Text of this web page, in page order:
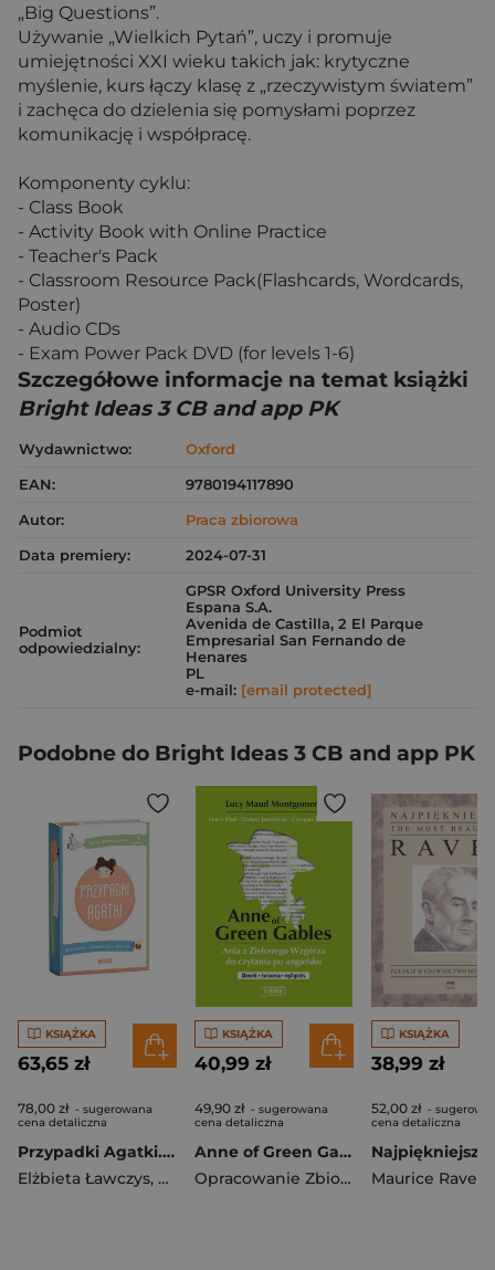
„Big Questions”.
Używanie „Wielkich Pytań”, uczy i promuje
umiejętności XXI wieku takich jak: krytyczne
myślenie, kurs łączy klasę z „rzeczywistym światem”
i zachęca do dzielenia się pomysłami poprzez
komunikację i współpracę.
Komponenty cyklu:
- Class Book
- Activity Book with Online Practice
- Teacher's Pack
- Classroom Resource Pack(Flashcards, Wordcards,
Poster)
- Audio CDs
- Exam Power Pack DVD (for levels 1-6)
Szczegółowe informacje na temat książki
Bright Ideas 3 CB and app PK
Wydawnictwo:
Oxford
EAN:
9780194117890
Autor:
Praca zbiorowa
Data premiery:
2024-07-31
Podmiot
odpowiedzialny:
GPSR Oxford University Press
Espana S.A.
Avenida de Castilla, 2 El Parque
Empresarial San Fernando de
Henares
PL
e-mail: [email protected]
Podobne do Bright Ideas 3 CB and app PK
KSIĄŻKA
63,65 zł
78,00 zł - sugerowana
cena detaliczna
Przypadki Agatki. Karty gramatyczne. Część 1
Elżbieta Ławczys, Agnieszka Fabisiak-Majcher
KSIĄŻKA
40,99 zł
49,90 zł - sugerowana
cena detaliczna
Anne of Green Gables
Opracowanie Zbiorowe
KSIĄŻKA
38,99 zł
52,00 zł -
cena detaliczna
Maurice Ravel